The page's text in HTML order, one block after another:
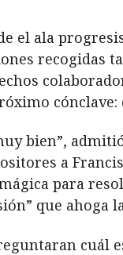
el ala
recogidas
bien”,
a
para
que ahoga
cuál